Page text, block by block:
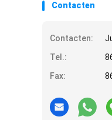
Contacten
Contacten:
Tel.:
Fax: